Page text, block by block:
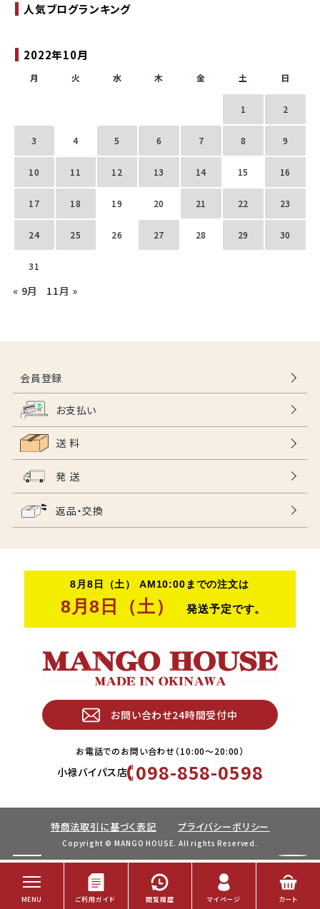
2022年10月
月 火 水 木 金 土 日
1 2
3 4 5 6 7 8 9
10 11 12 13 14 15 16
17 18 19 20 21 22 23
24 25 26 27 28 29 30
31
« 9月 11月 »
人気ブログランキング
会員登録
お支払い
送 料
発 送
返品・交換
お問い合わせ24時間受付中
お電話でのお問い合わせ（10:00〜20:00）
小禄バイパス店 098-858-0598
特商法取引に基づく表記 プライバシーポリシー
Copyright © MANGO HOUSE. All rights Reserved.